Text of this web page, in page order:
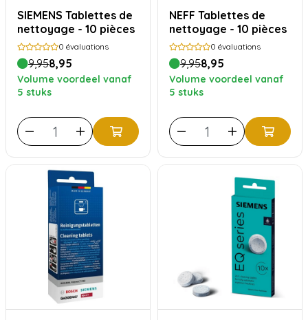
SIEMENS Tablettes de
nettoyage - 10 pièces
0 évaluations
9,958,95
Volume voordeel vanaf
5 stuks
NEFF Tablettes de
nettoyage - 10 pièces
0 évaluations
9,958,95
Volume voordeel vanaf
5 stuks